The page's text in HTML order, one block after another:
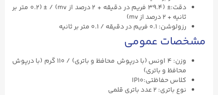
دقت:± (۳۹.۴ فریم در دقیقه + ۲ درصد از mv) / ± (۰.۲ متر بر
ثانیه + ۲ درصد از mv)
رزولوشن: ۰.۱ فریم در دقیقه / ۰.۱ متر بر ثانیه
مشخصات عمومی
وزن: ۴ اونس (با درپوش محافظ و باتری) / ۱۱۰ گرم (با درپوش
محافظ و باتری)
کلاس حفاظتی:IP10
نوع باتری: ۲ عدد باتری قلمی